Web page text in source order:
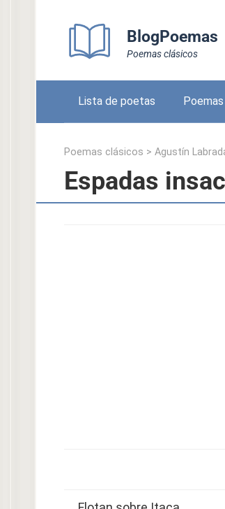
BlogPoemas
Poemas clásicos
Lista de poetas
Poemas clásicos > Agustín
Espadas